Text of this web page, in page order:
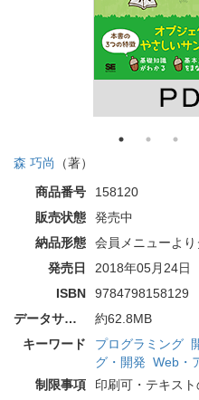
森 巧尚
（著）
商品番号
158120
販売状態
発売中
納品形態
会員メニューよ
発売日
2018年05月24日
ISBN
9784798158129
データサイズ
約62.8MB
キーワード
プログラミング
グ・開発 Web・
制限事項
印刷可・テキス